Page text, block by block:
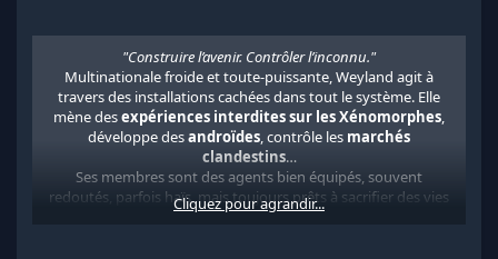
"Construire l’avenir. Contrôler l’inconnu."
Multinationale froide et toute-puissante, Weyland agit à
travers des installations cachées dans tout le système. Elle
mène desexpériences interdites sur les Xénomorphes,
développe desandroïdes, contrôle les marchés
clandestins…
Ses membres sont des agents bien équipés, souvent
redoutés, parfois haïs, mais toujours prêts à sacrifier des vies
pour le "progrès".​
Cliquez pour agrandir...